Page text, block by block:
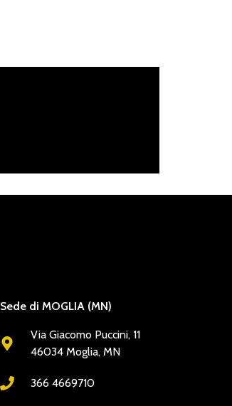
Sede di MOGLIA (MN)
Via Giacomo Puccini, 11
46034 Moglia, MN
366 4669710